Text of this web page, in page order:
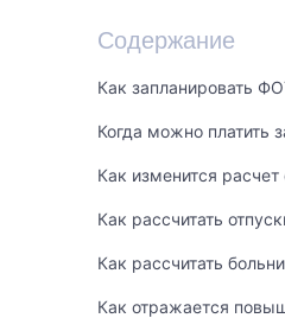
Содержание
Как запланировать
Когда можно платить
Как изменится
Как рассчитать
Как рассчитать
Как отражается